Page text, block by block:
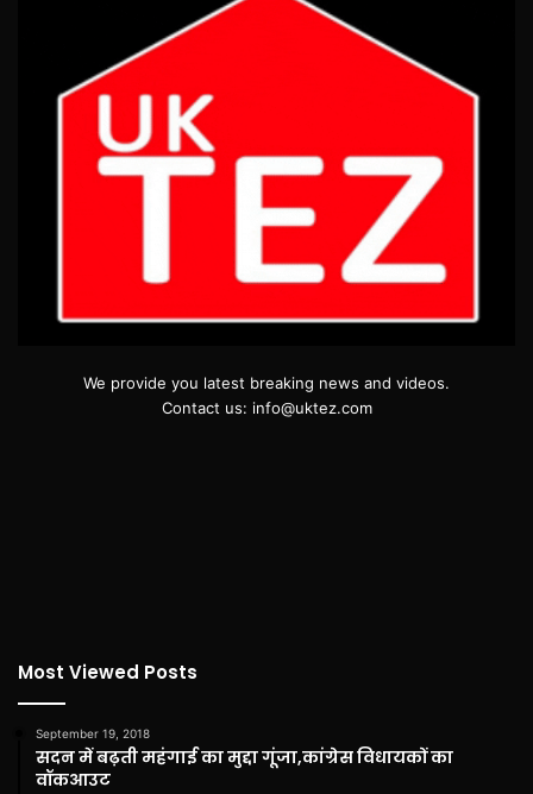
We provide you latest breaking news and videos.
Contact us: info@uktez.com
Most Viewed Posts
September 19, 2018
सदन में बढ़ती महंगाई का मुद्दा गूंजा,कांग्रेस विधायकों का
वॉकआउट